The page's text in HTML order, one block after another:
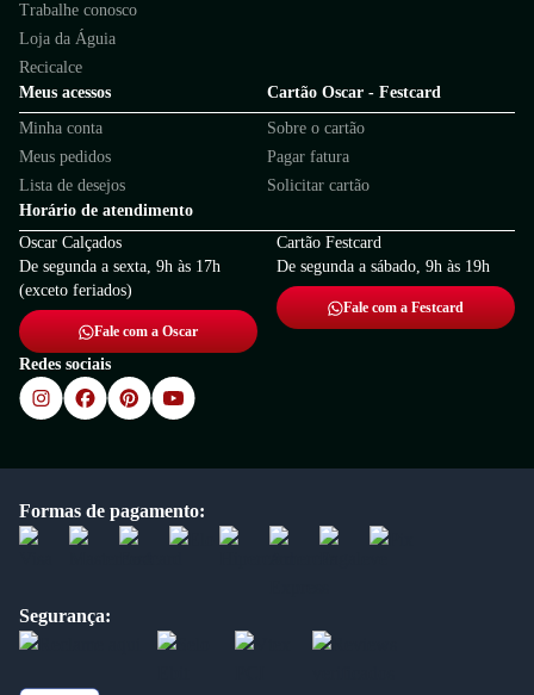
Trabalhe conosco
Loja da Águia
Recicalce
Meus acessos
Minha conta
Meus pedidos
Lista de desejos
Cartão Oscar - Festcard
Sobre o cartão
Pagar fatura
Solicitar cartão
Horário de atendimento
Oscar Calçados
De segunda a sexta, 9h às 17h
(exceto feriados)
Fale com a Oscar
Cartão Festcard
De segunda a sábado, 9h às 19h
Fale com a Festcard
Redes sociais
Formas de pagamento:
Segurança: